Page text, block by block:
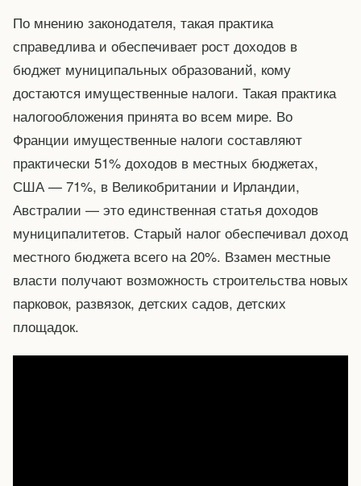
По мнению законодателя, такая практика
справедлива и обеспечивает рост доходов в
бюджет муниципальных образований, кому
достаются имущественные налоги. Такая практика
налогообложения принята во всем мире. Во
Франции имущественные налоги составляют
практически 51% доходов в местных бюджетах,
США — 71%, в Великобритании и Ирландии,
Австралии — это единственная статья доходов
муниципалитетов. Старый налог обеспечивал доход
местного бюджета всего на 20%. Взамен местные
власти получают возможность строительства новых
парковок, развязок, детских садов, детских
площадок.